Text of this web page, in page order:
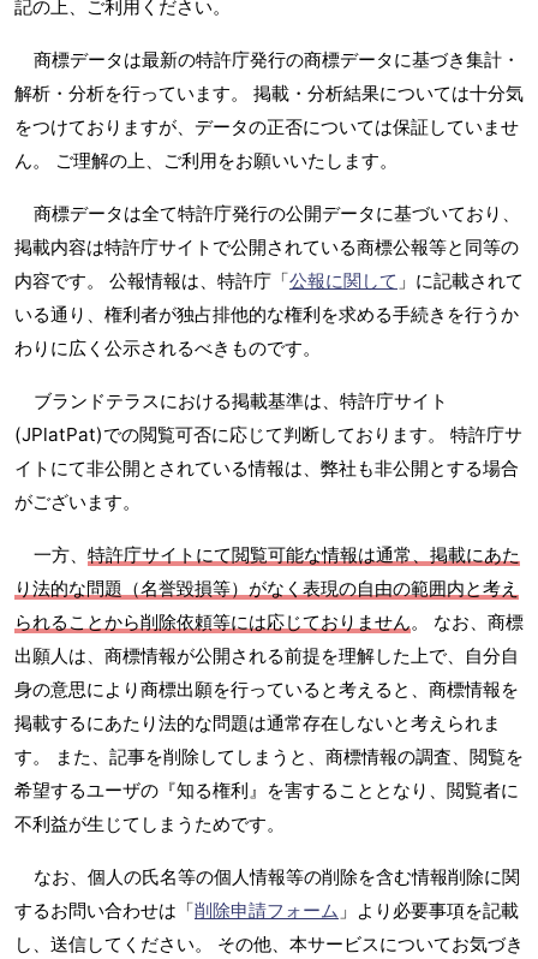
記の上、ご利用ください。
商標データは最新の特許庁発行の商標データに基づき集計・
解析・分析を行っています。 掲載・分析結果については十分気
をつけておりますが、データの正否については保証していませ
ん。 ご理解の上、ご利用をお願いいたします。
商標データは全て特許庁発行の公開データに基づいており、
掲載内容は特許庁サイトで公開されている商標公報等と同等の
内容です。 公報情報は、特許庁「公報に関して 」に記載されて
いる通り、権利者が独占排他的な権利を求める手続きを行うか
わりに広く公示されるべきものです。
ブランドテラスにおける掲載基準は、特許庁サイト
(JPlatPat)での閲覧可否に応じて判断しております。 特許庁サ
イトにて非公開とされている情報は、弊社も非公開とする場合
がございます。
一方、 特許庁サイトにて閲覧可能な情報は通常、掲載にあた
り法的な問題（名誉毀損等）がなく表現の自由の範囲内と考え
られることから削除依頼等には応じておりません。 なお、商標
出願人は、商標情報が公開される前提を理解した上で、自分自
身の意思により商標出願を行っていると考えると、商標情報を
掲載するにあたり法的な問題は通常存在しないと考えられま
す。 また、記事を削除してしまうと、商標情報の調査、閲覧を
希望するユーザの『知る権利』を害することとなり、閲覧者に
不利益が生じてしまうためです。
なお、個人の氏名等の個人情報等の削除を含む情報削除に関
するお問い合わせは「削除申請フォーム 」より必要事項を記載
し、送信してください。 その他、本サービスについてお気づき